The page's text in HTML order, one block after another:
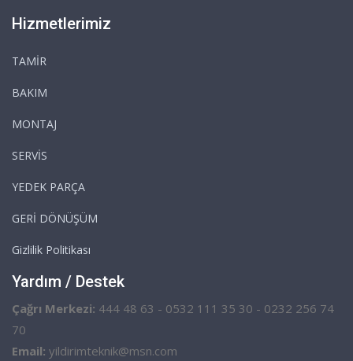
Hizmetlerimiz
TAMİR
BAKIM
MONTAJ
SERVİS
YEDEK PARÇA
GERİ DÖNÜŞÜM
Gizlilik Politikası
Yardım / Destek
Çağrı Merkezi: 444 48 63 - 0532 111 35 30 - 0232 256 74
70
Email: yildirimteknik@msn.com